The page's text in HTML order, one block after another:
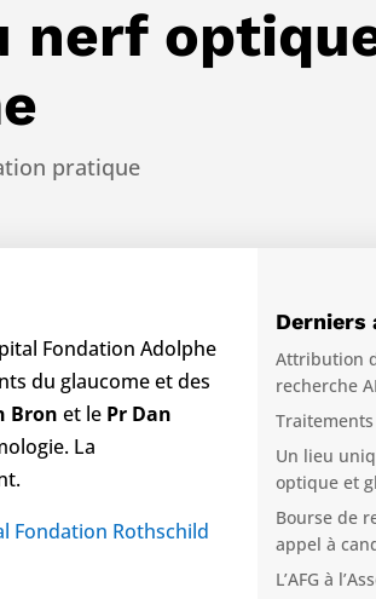
nerf
pratique
Fondation Adolphe
du glaucome et des
Bron et le Pr Dan
La
Fondation Rothschild
Derniers
Attribution
recherche
Un lieu
optique et
Bourse de
appel à
L’AFG à